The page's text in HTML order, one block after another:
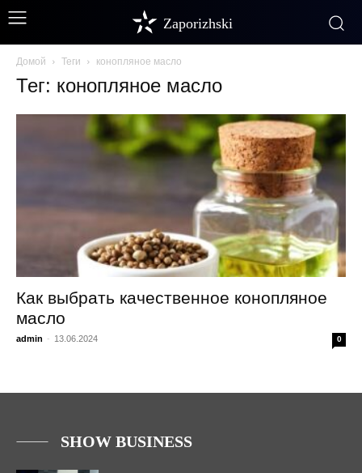
Zaporizhski
Домой Теги конопляное масло
Тег: конопляное масло
Как выбрать качественное конопляное
масло
admin - 13.06.2024 0
SHOW BUSINESS